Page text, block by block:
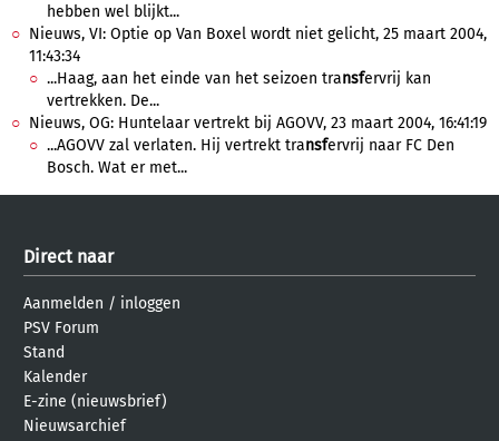
hebben wel blijkt...
Nieuws, VI: Optie op Van Boxel wordt niet gelicht, 25 maart 2004,
11:43:34
...Haag, aan het einde van het seizoen transfervrij kan
vertrekken. De...
Nieuws, OG: Huntelaar vertrekt bij AGOVV, 23 maart 2004, 16:41:19
...AGOVV zal verlaten. Hij vertrekt transfervrij naar FC Den
Bosch. Wat er met...
Direct naar
Aanmelden / inloggen
PSV Forum
Stand
Kalender
E-zine (nieuwsbrief)
Nieuwsarchief